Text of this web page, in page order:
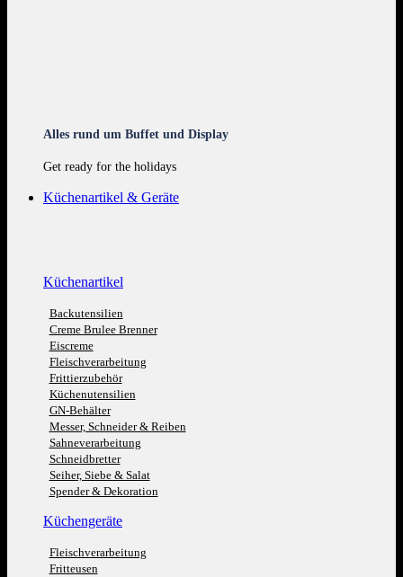
Alles rund um Buffet und Display
Get ready for the holidays
Küchenartikel & Geräte
Küchenartikel
Backutensilien
Creme Brulee Brenner
Eiscreme
Fleischverarbeitung
Frittierzubehör
Küchenutensilien
GN-Behälter
Messer, Schneider & Reiben
Sahneverarbeitung
Schneidbretter
Seiher, Siebe & Salat
Spender & Dekoration
Küchengeräte
Fleischverarbeitung
Fritteusen